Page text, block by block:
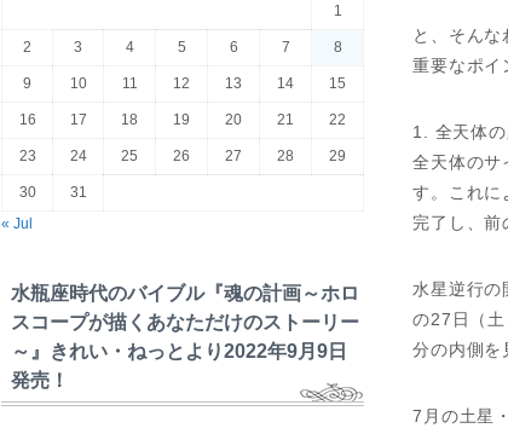
と、そんな
重要なポイ
1. 全天体
全天体のサ
す。これに
完了し、前
水星逆行
の27日（
分の内側を
7月の土星
1
2 3 4 5 6 7 8
9 10 11 12 13 14 15
16 17 18 19 20 21 22
23 24 25 26 27 28 29
30
31
« Jul
水瓶座時代のバイブル『魂の計画～ホロ
スコープが描くあなただけのストーリー
～』きれい・ねっとより2022年9月9日
発売！